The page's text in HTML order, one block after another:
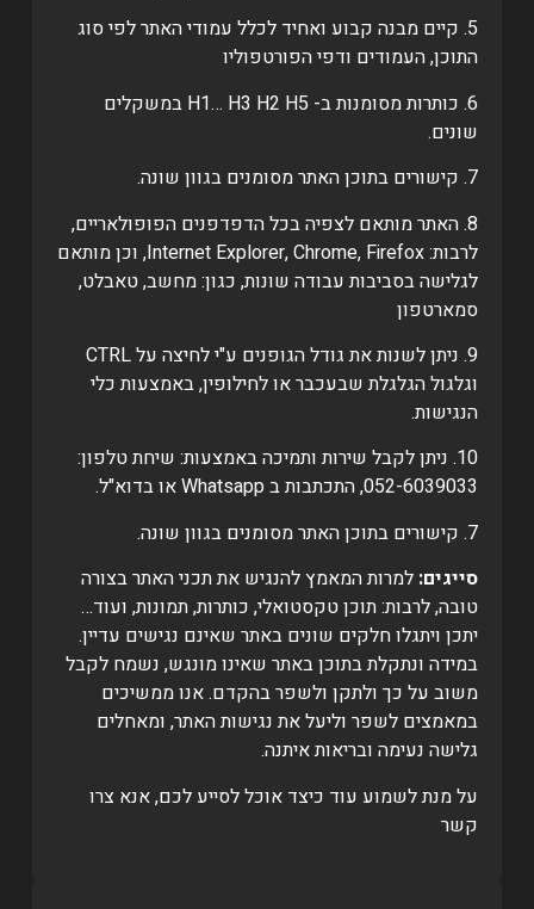
5. קיים מבנה קבוע ואחיד לכלל עמודי האתר לפי סוג
התוכן, העמודים ודפי הפורטפוליו
6. כותרות מסומנות ב- H1… H3 H2 H5 במשקלים
שונים.
7. קישורים בתוכן האתר מסומנים בגוון שונה.
8. האתר מותאם לצפיה בכל הדפדפנים הפופולאריים,
לרבות: Internet Explorer, Chrome, Firefox, וכן מותאם
לגלישה בסביבות עבודה שונות, כגון: מחשב, טאבלט,
סמארטפון
9. ניתן לשנות את גודל הגופנים ע"י לחיצה על CTRL
וגלגול הגלגלת שבעכבר או לחילופין, באמצעות כלי
הנגישות.
10. ניתן לקבל שירות ותמיכה באמצעות: שיחת טלפון:
052-6039033, התכתבות ב Whatsapp או בדוא"ל.
7. קישורים בתוכן האתר מסומנים בגוון שונה.
סייגים: למרות המאמץ להנגיש את תכני האתר בצורה
טובה, לרבות: תוכן טקסטואלי, כותרות, תמונות, ועוד…
יתכן ויתגלו חלקים שונים באתר שאינם נגישים עדיין.
במידה ונתקלת בתוכן באתר שאינו מונגש, נשמח לקבל
משוב על כך ולתקן ולשפר בהקדם. אנו ממשיכים
במאמצים לשפר וליעל את נגישות האתר, ומאחלים
גלישה נעימה ובריאות איתנה.
על מנת לשמוע עוד כיצד אוכל לסייע לכם, אנא צרו
קשר